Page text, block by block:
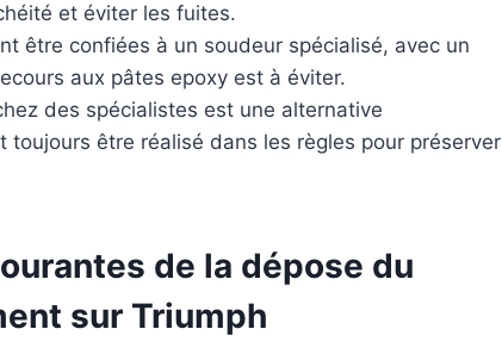
et éviter les fuites.
être confiées à un soudeur spécialisé, avec un
aux pâtes epoxy est à éviter.
des spécialistes est une alternative
toujours être réalisé dans les règles pour préserver
de la dépose du
sur Triumph